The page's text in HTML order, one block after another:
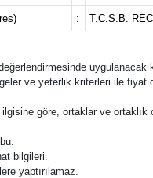
: T.C.S.B.
uygulanacak
ve yeterlik kriterleri ile
göre, ortaklar ve
bilgileri.
yaptırılamaz.